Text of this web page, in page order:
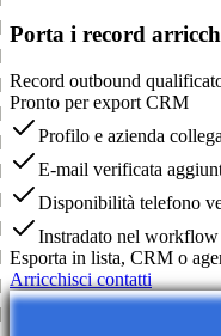
Porta i record
Record outbound
Pronto per export CRM
Profilo e azienda
E-mail verificata
Disponibilità telefono
Instradato nel workflow
Esporta in lista, CRM o
Arricchisci contatti